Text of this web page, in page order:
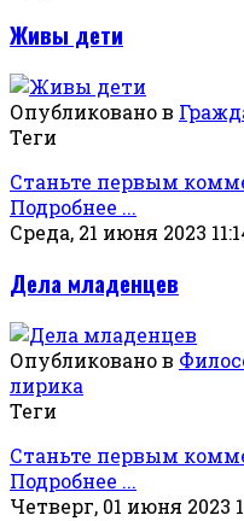
Живы дети
Опубликовано в
Теги
Станьте первым
Подробнее ...
Среда, 21 июня 2023
Дела младенцев
Опубликовано в
лирика
Теги
Станьте первым
Подробнее ...
Четверг, 01 июня 2023